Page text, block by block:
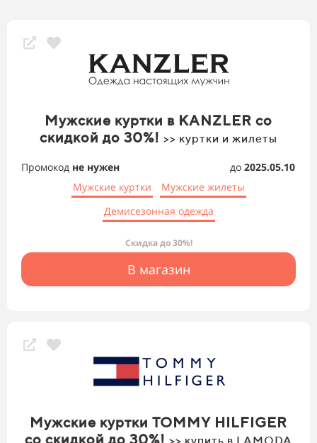
Мужские куртки в KANZLER со
скидкой до 30%! >> куртки и жилеты
Промокод не нужен до 2025.05.10
Мужские куртки
Мужские жилеты
Демисезонная одежда
Скидка до 30%!
В магазин
Мужские куртки TOMMY HILFIGER
со скидкой до 30%!